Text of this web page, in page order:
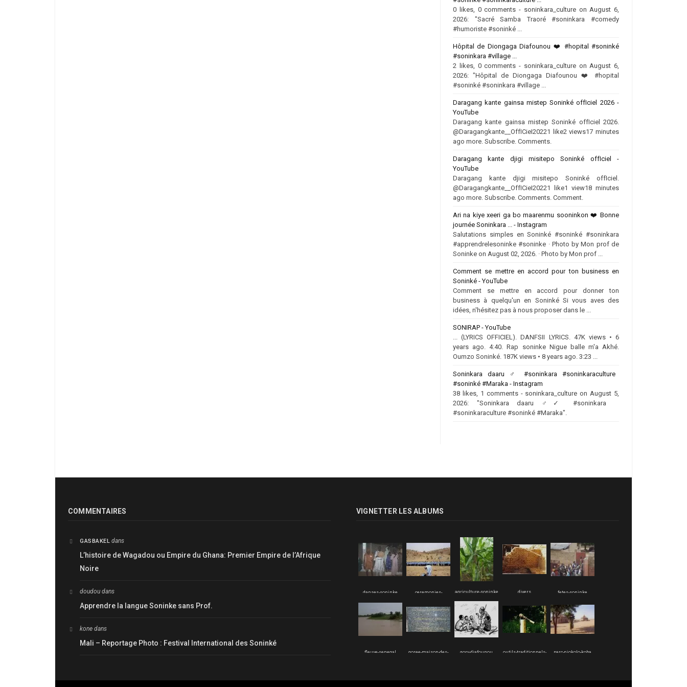
0 likes, 0 comments - soninkara_culture on August 6,
2026: "Sacré Samba Traoré #soninkara #comedy
#humoriste #soninké ...
Hôpital de Diongaga Diafounou ❤️‍ #hopital #soninké
#soninkara #village ...
2 likes, 0 comments - soninkara_culture on August 6,
2026: "Hôpital de Diongaga Diafounou ❤️‍ #hopital
#soninké #soninkara #village ...
Daragang kante gainsa mistep Soninké offIciel 2026 -
YouTube
Daragang kante gainsa mistep Soninké offIciel 2026.
@Daragangkante__OffICieI20221 like2 views17 minutes
ago more. Subscribe. Comments.
Daragang kante djigi misitepo Soninké offIciel -
YouTube
Daragang kante djigi misitepo Soninké offIciel.
@Daragangkante__OffICieI20221 like1 view18 minutes
ago more. Subscribe. Comments. Comment.
Ari na kiye xeeri ga bo maarenmu sooninkon ❤️‍ Bonne
journée Soninkara ... - Instagram
Salutations simples en Soninké #soninké #soninkara
#apprendrelesoninke #soninke · Photo by Mon prof de
Soninke on August 02, 2026. · Photo by Mon prof ...
Comment se mettre en accord pour ton business en
Soninké - YouTube
Comment se mettre en accord pour donner ton
business à quelqu'un en Soninké Si vous aves des
idées, n'hésitez pas à nous proposer dans le ...
SONIRAP - YouTube
... (LYRICS OFFICIEL). DANFSII LYRICS. 47K views • 6
years ago. 4:40. Rap soninke Nigue balle m'a Akhé.
Oumzo Soninké. 187K views • 8 years ago. 3:23 ...
Soninkara daaru ‍♂️ #soninkara #soninkaraculture
#soninké #Maraka - Instagram
38 likes, 1 comments - soninkara_culture on August 5,
2026: "Soninkara daaru ‍♂️✓ #soninkara
#soninkaraculture #soninké #Maraka".
COMMENTAIRES
GASBAKEL dans
L’histoire de Wagadou ou Empire du Ghana: Premier Empire de l’Afrique
Noire
doudou dans
Apprendre la langue Soninke sans Prof.
kone dans
Mali – Reportage Photo : Festival International des Soninké
VIGNETTER LES ALBUMS
danses-soninke ceremonies- agriculture-soninke divers fetes-soninke
fleuve-senegal goree-maison-des- gory-diafounou outils-traditionnels- parc-niokolo-koba